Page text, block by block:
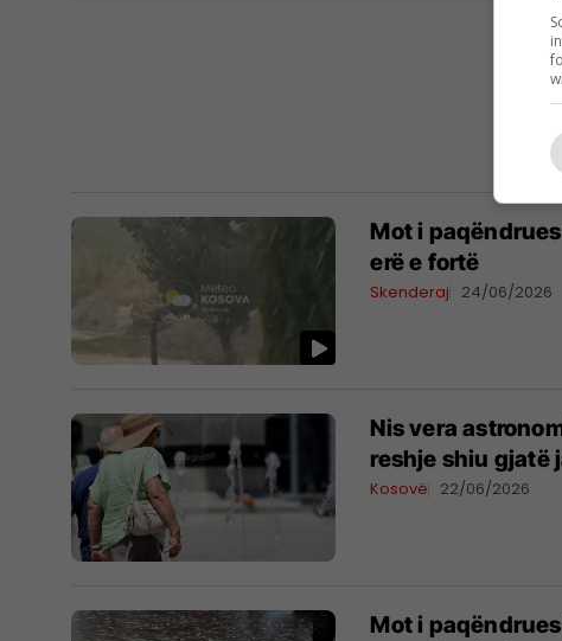
Mot i
erë e fortë
Skenderaj 24/06/2026
Nis vera
reshje shiu gjatë
Kosovë 22/06/2026
Mot i